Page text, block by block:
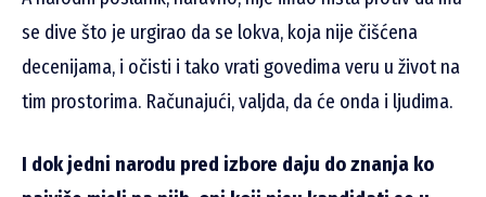
se dive što je urgirao da se lokva, koja nije čišćena
decenijama, i očisti i tako vrati govedima veru u život na
tim prostorima. Računajući, valjda, da će onda i ljudima.
I dok jedni narodu pred izbore daju do znanja ko